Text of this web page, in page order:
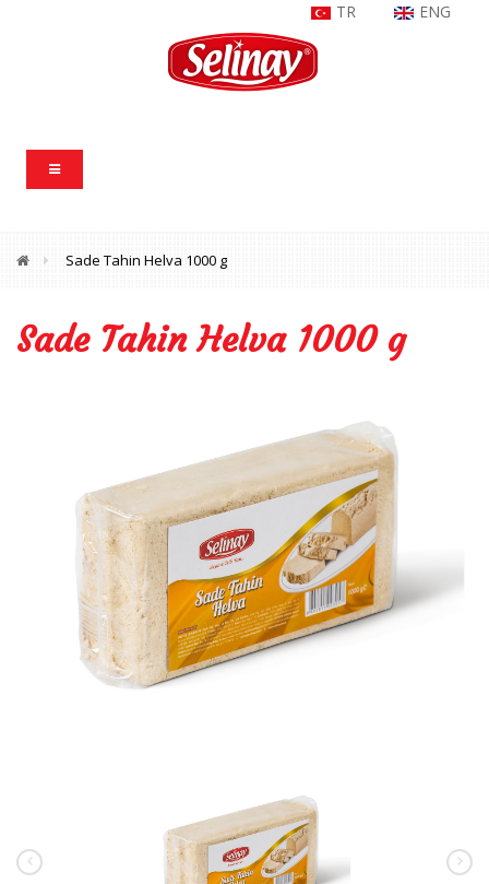
TR ENG
Sade Tahin Helva 1000 g
Sade Tahin Helva 1000 g